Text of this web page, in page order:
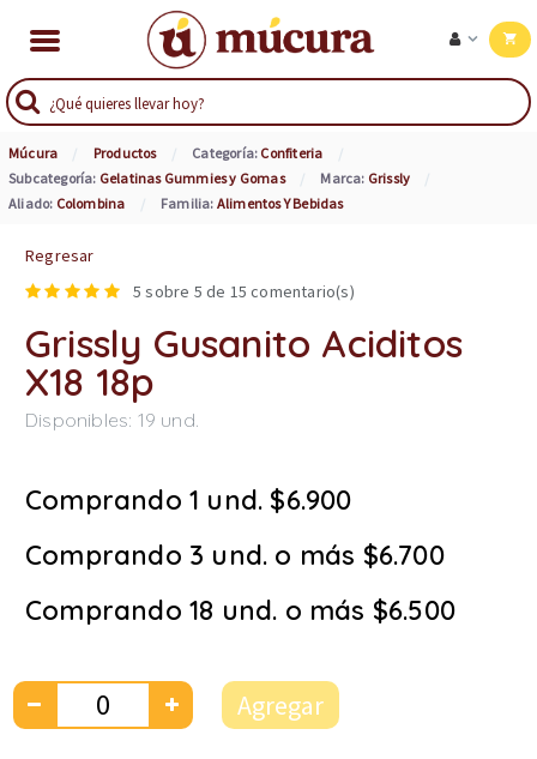
Múcura Productos Categoría: Confiteria
Subcategoría: Gelatinas Gummies y Gomas Marca: Grissly
Aliado: Colombina Familia: Alimentos Y Bebidas
Regresar
5 sobre 5 de 15 comentario(s)
Grissly Gusanito Aciditos
X18 18p
Disponibles: 19 und.
Comprando 1 und. $6.900
Comprando 3 und. o más $6.700
Comprando 18 und. o más $6.500
Agregar